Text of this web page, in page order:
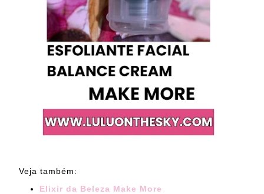
Veja também:
Elixir da Beleza Make More